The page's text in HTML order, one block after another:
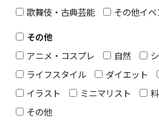
歌舞伎・古典芸能
その他イベ
その他
アニメ・コスプレ
自然
ライフスタイル
ダイエット
イラスト
ミニマリスト
その他